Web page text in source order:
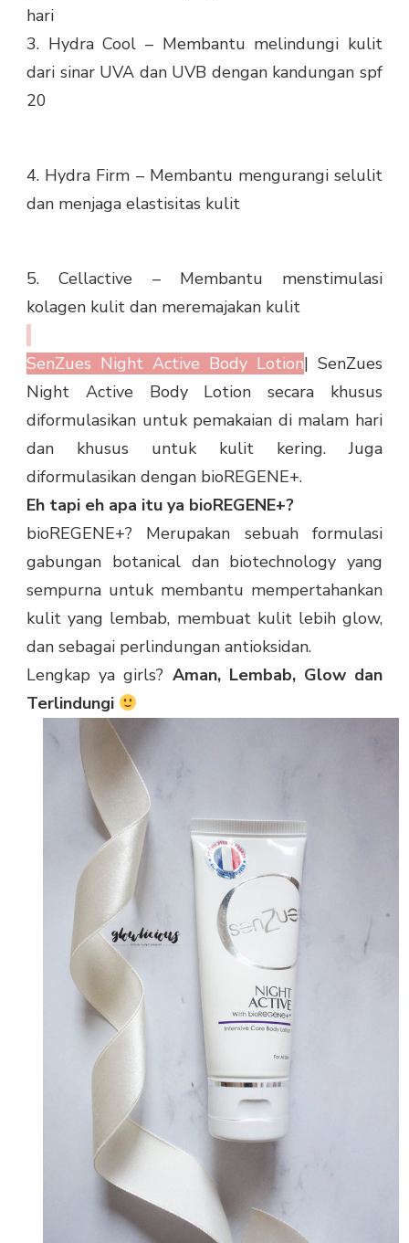
hari
3. Hydra Cool – Membantu melindungi kulit
dari sinar UVA dan UVB dengan kandungan spf
20
4. Hydra Firm – Membantu mengurangi selulit
dan menjaga elastisitas kulit
5. Cellactive – Membantu menstimulasi
kolagen kulit dan meremajakan kulit
SenZues Night Active Body Lotion| SenZues
Night Active Body Lotion secara khusus
diformulasikan untuk pemakaian di malam hari
dan khusus untuk kulit kering. Juga
diformulasikan dengan bioREGENE+.
Eh tapi eh apa itu ya bioREGENE+?
bioREGENE+? Merupakan sebuah formulasi
gabungan botanical dan biotechnology yang
sempurna untuk membantu mempertahankan
kulit yang lembab, membuat kulit lebih glow,
dan sebagai perlindungan antioksidan.
Lengkap ya girls? Aman, Lembab, Glow dan
Terlindungi